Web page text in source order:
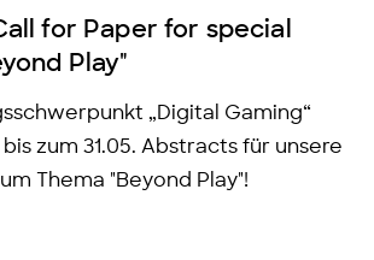
for Paper for special
Play"
„Digital Gaming“
zum 31.05. Abstracts für unsere
Thema "Beyond Play"!